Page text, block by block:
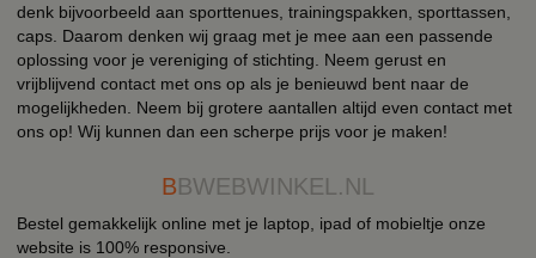
denk bijvoorbeeld aan sporttenues, trainingspakken, sporttassen,
caps. Daarom denken wij graag met je mee aan een passende
oplossing voor je vereniging of stichting. Neem gerust en
vrijblijvend contact met ons op als je benieuwd bent naar de
mogelijkheden. Neem bij grotere aantallen altijd even contact met
ons op! Wij kunnen dan een scherpe prijs voor je maken!
BBWEBWINKEL.NL
Bestel gemakkelijk online met je laptop, ipad of mobieltje onze
website is 100% responsive.